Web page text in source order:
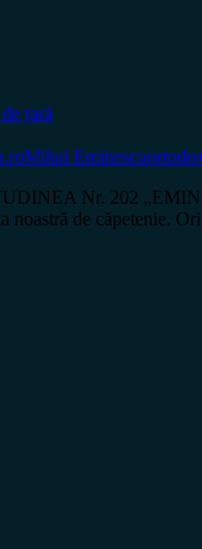
țară
Mihai Eminescu
Nr. 202
noastră de căpetenie.